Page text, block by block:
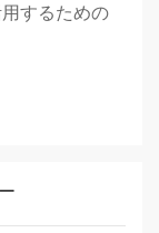
するための